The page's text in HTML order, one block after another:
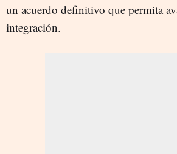
un acuerdo definitivo que permita
integración.